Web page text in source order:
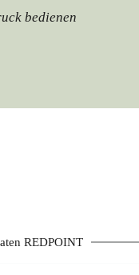
bedienen
REDPOINT